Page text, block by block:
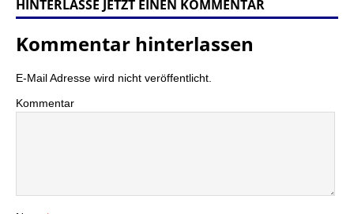
HINTERLASSE JETZT EINEN KOMMENTAR
Kommentar hinterlassen
E-Mail Adresse wird nicht veröffentlicht.
Kommentar